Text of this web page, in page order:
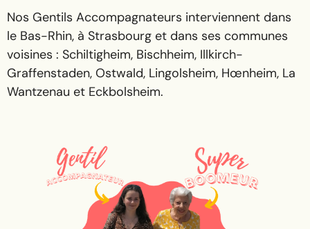
Nos Gentils Accompagnateurs interviennent dans
le Bas-Rhin, à Strasbourg et dans ses communes
voisines : Schiltigheim, Bischheim, Illkirch-
Graffenstaden, Ostwald, Lingolsheim, Hœnheim, La
Wantzenau et Eckbolsheim.